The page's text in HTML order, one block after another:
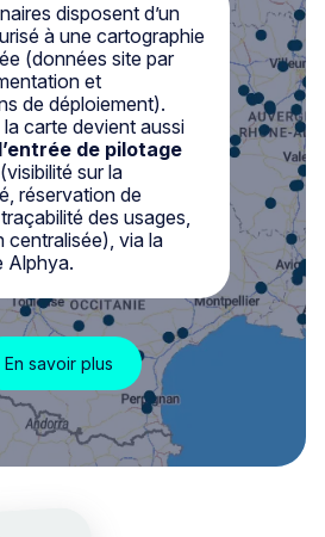
disposent d’un
à une cartographie
(données site par
et
de déploiement).
la carte devient aussi
de pilotage
sur la
réservation de
des usages,
centralisée), via la
Alphya.
En savoir plus